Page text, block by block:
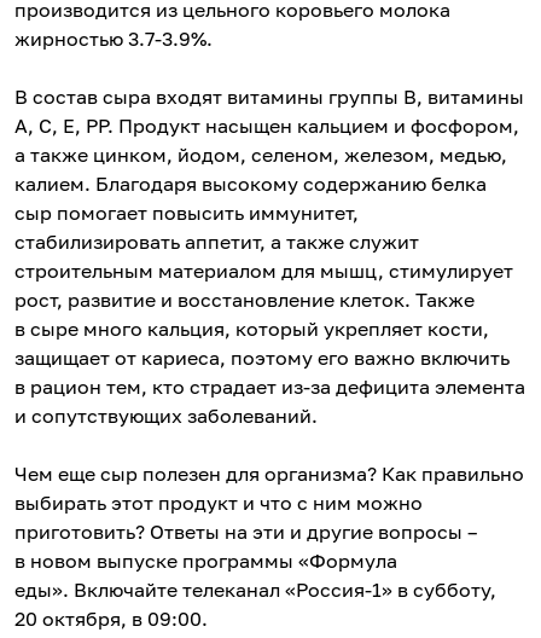
производится из цельного коровьего молока
жирностью 3.7-3.9%.
В состав сыра входят витамины группы В, витамины
А, С, Е, РР. Продукт насыщен кальцием и фосфором,
а также цинком, йодом, селеном, железом, медью,
калием. Благодаря высокому содержанию белка
сыр помогает повысить иммунитет,
стабилизировать аппетит, а также служит
строительным материалом для мышц, стимулирует
рост, развитие и восстановление клеток. Также
в сыре много кальция, который укрепляет кости,
защищает от кариеса, поэтому его важно включить
в рацион тем, кто страдает из-за дефицита элемента
и сопутствующих заболеваний.
Чем еще сыр полезен для организма? Как правильно
выбирать этот продукт и что с ним можно
приготовить? Ответы на эти и другие вопросы –
в новом выпуске программы «Формула
еды». Включайте телеканал «Россия-1» в субботу,
20 октября, в 09:00.